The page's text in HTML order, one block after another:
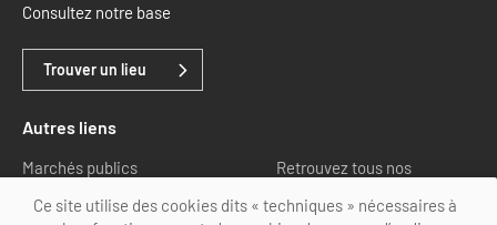
Consultez notre base
Trouver un lieu
Autres liens
Marchés publics
Retrouvez tous nos
Ce site utilise des cookies dits « techniques » nécessaires à